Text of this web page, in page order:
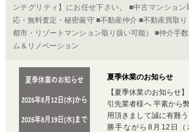
ンテグリティ】にお任せ下さい。 ■中古マンショ
応・無料査定・秘密厳守 ■不動産仲介 ■不動産買取
都市・リゾートマンション取り扱い可能） ■仲介手
ム＆リノベーション
夏季休業のお知らせ
【夏季休業のお知らせ
引先業者様へ 平素から
用頂きまして誠に有難
勝手ながら8月12日